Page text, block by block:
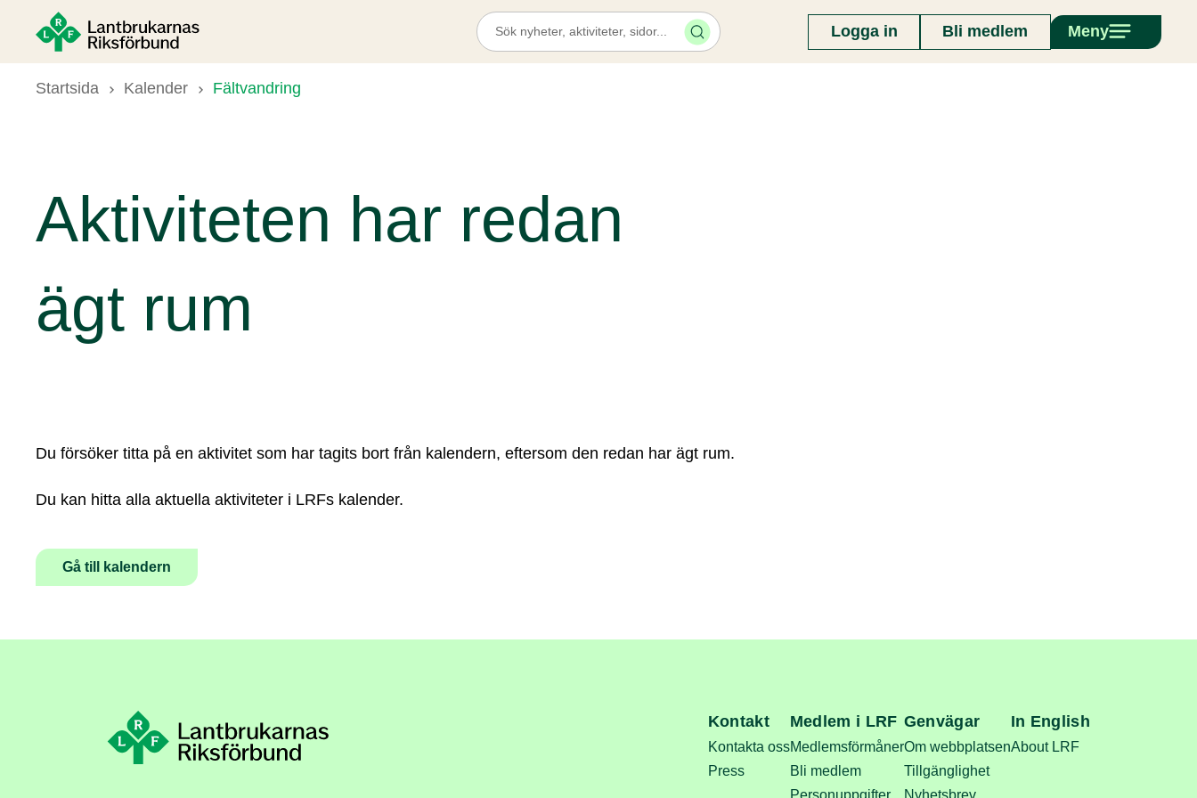
Logga in Bli medlem Meny
Startsida Kalender Fältvandring
Aktiviteten har redan
ägt rum
Du försöker titta på en aktivitet som har tagits bort från kalendern, eftersom den redan har ägt rum.
Du kan hitta alla aktuella aktiviteter i LRFs kalender.
Gå till kalendern
Kontakt
Kontakta oss
Press
Medlem i LRF
Medlemsförmåner
Bli medlem
Personuppgifter
Genvägar
Om webbplatsen
Tillgänglighet
Nyhetsbrev
In English
About LRF